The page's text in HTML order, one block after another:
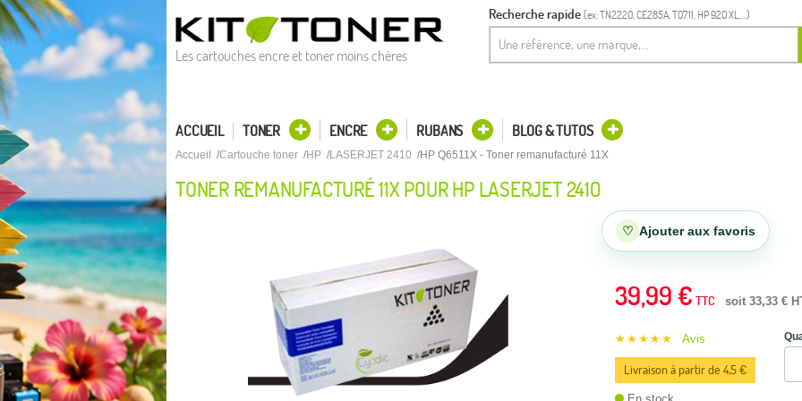
Les cartouches encre et toner moins chères
Recherche rapide (ex: TN2220, CE285A, T0711, HP 920 XL,...)
ACCUEIL TONER ENCRE RUBANS BLOG & TUTOS
Accueil Cartouche toner HP LASERJET 2410 HP Q6511X - Toner remanufacturé 11X
TONER REMANUFACTURÉ 11X POUR HP LASERJET 2410
♡ Ajouter aux favoris
39,99 € TTC soit 33,33 €
★★★★★ Avis
Livraison à partir de 4,5 €